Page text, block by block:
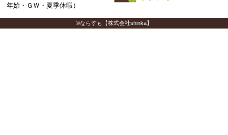
年始・ＧＷ・夏季休暇）
©ならすも【株式会社shinka】